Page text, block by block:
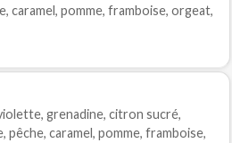
caramel, pomme, framboise, orgeat,
grenadine, citron sucré,
pêche, caramel, pomme, framboise,